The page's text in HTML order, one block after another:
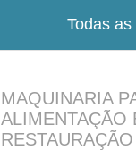
Todas
MAQUINARIA
ALIMENTAÇÃO
RESTAURAÇÃO